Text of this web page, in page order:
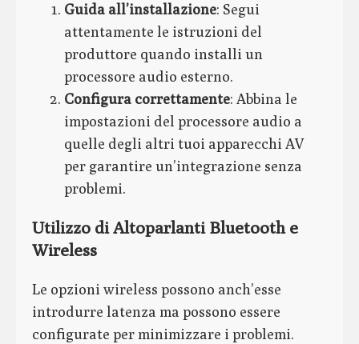
Guida all’installazione: Segui
attentamente le istruzioni del
produttore quando installi un
processore audio esterno.
Configura correttamente: Abbina le
impostazioni del processore audio a
quelle degli altri tuoi apparecchi AV
per garantire un’integrazione senza
problemi.
Utilizzo di Altoparlanti Bluetooth e
Wireless
Le opzioni wireless possono anch’esse
introdurre latenza ma possono essere
configurate per minimizzare i problemi.